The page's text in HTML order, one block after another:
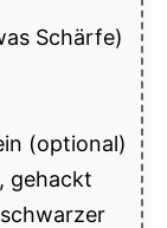
Schärfe)
(optional)
gehackt